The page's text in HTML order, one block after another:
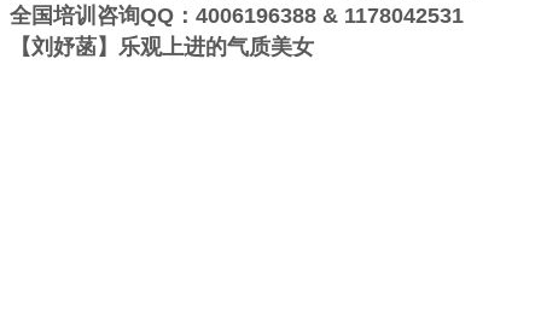
全国培训咨询QQ：4006196388 & 1178042531
【刘妤菡】乐观上进的气质美女